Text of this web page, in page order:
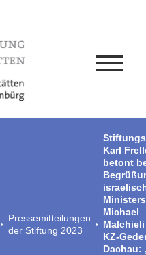
Pressemitteilungen
der Stiftung 2023
Karl
betont
Ministers
Michael
KZ-
Dachau: